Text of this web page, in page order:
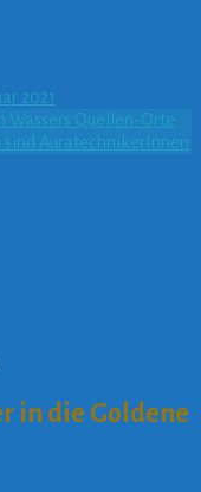
2021
Wassers Quellen-Orte
AuratechnikerInnen
in die Goldene